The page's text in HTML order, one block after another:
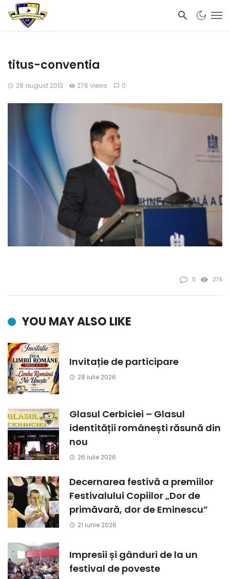
titus-conventia
28 august 2013 276 views 0
0 276
YOU MAY ALSO LIKE
Invitație de participare
28 iulie 2026
Glasul Cerbiciei – Glasul
identității românești răsună din
nou
26 iulie 2026
Decernarea festivă a premiilor
Festivalului Copiilor „Dor de
primăvară, dor de Eminescu”
21 iunie 2026
Impresii și gânduri de la un
festival de poveste